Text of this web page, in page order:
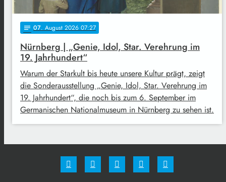
notes 07. August 2026 07:27
Nürnberg | „Genie, Idol, Star. Verehrung im
19. Jahrhundert“
Warum der Starkult bis heute unsere Kultur prägt, zeigt
die Sonderausstellung „Genie, Idol, Star. Verehrung im
19. Jahrhundert“, die noch bis zum 6. September im
Germanischen Nationalmuseum in Nürnberg zu sehen ist.